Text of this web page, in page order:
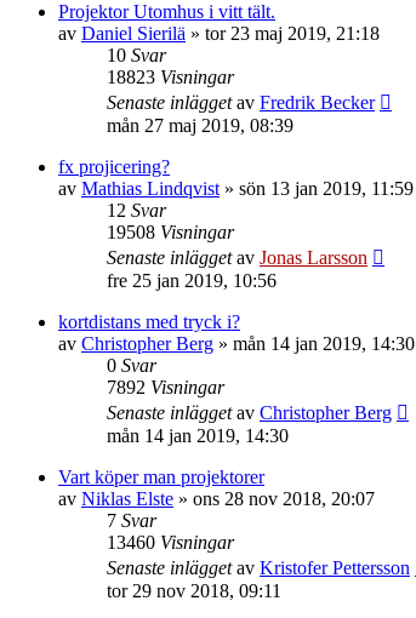
Projektor Utomhus i vitt tält.
av Daniel Sierilä » tor 23 maj 2019, 21:18
10 Svar
18823 Visningar
Senaste inläggetav Fredrik Becker
mån 27 maj 2019, 08:39
fx projicering?
av Mathias Lindqvist » sön 13 jan 2019, 11:59
12 Svar
19508 Visningar
Senaste inläggetav Jonas Larsson
fre 25 jan 2019, 10:56
kortdistans med tryck i?
av Christopher Berg » mån 14 jan 2019, 14:30
0 Svar
7892 Visningar
Senaste inläggetav Christopher Berg
mån 14 jan 2019, 14:30
Vart köper man projektorer
av Niklas Elste » ons 28 nov 2018, 20:07
7 Svar
13460 Visningar
Senaste inläggetav Kristofer Pettersson
tor 29 nov 2018, 09:11